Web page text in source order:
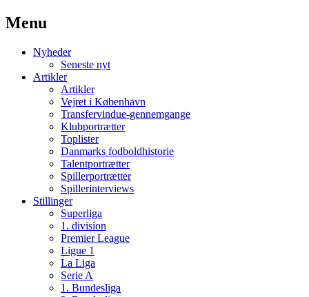
Наши партнеры
лучшие займы
Menu
Nyheder
Seneste nyt
Artikler
Artikler
Vejret i København
Transfervindue-gennemgange
Klubportrætter
Toplister
Danmarks fodboldhistorie
Talentportrætter
Spillerportrætter
Spillerinterviews
Stillinger
Superliga
1. division
Premier League
Ligue 1
La Liga
Serie A
1. Bundesliga